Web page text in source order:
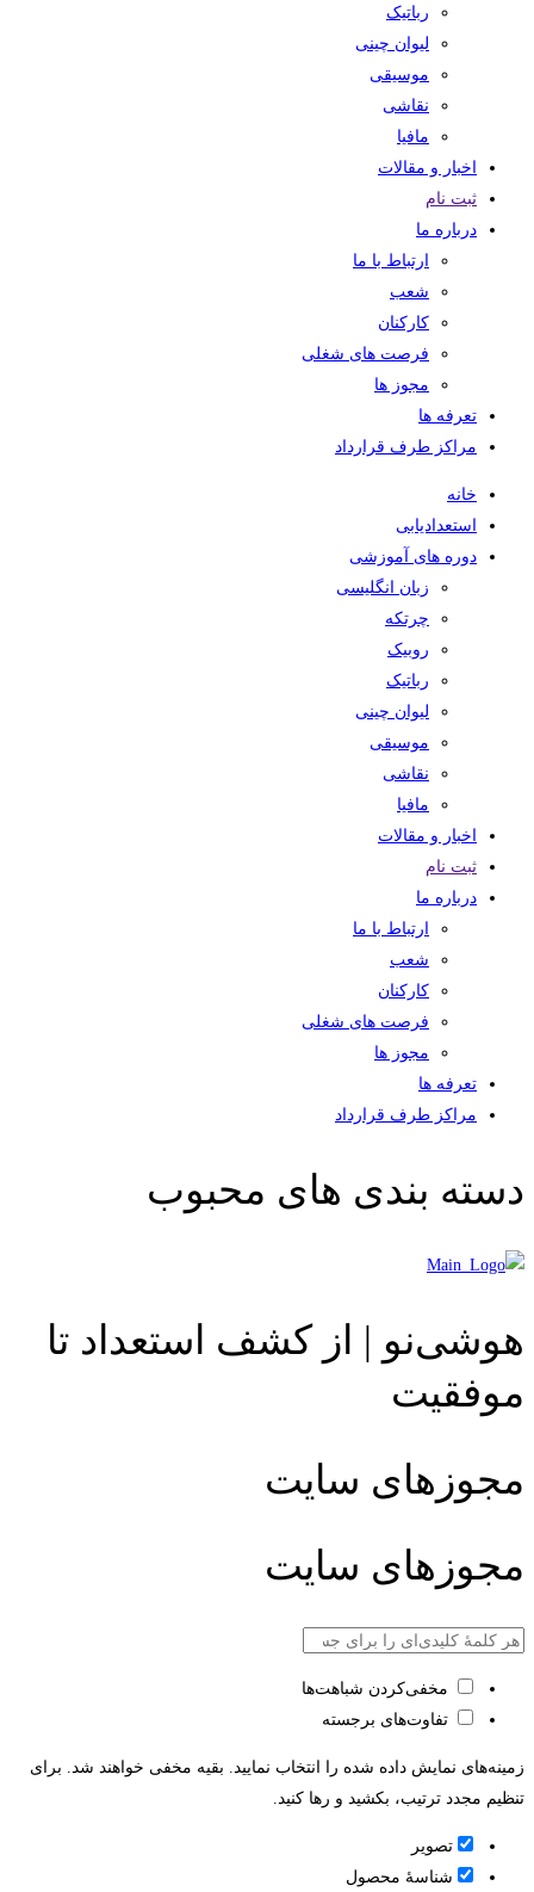
رباتیک
لیوان چینی
موسیقی
نقاشی
مافیا
اخبار و مقالات
ثبت نام
درباره ما
ارتباط با ما
شعب
کارکنان
فرصت های شغلی
مجوز ها
تعرفه ها
مراکز طرف قرارداد
خانه
استعدادیابی
دوره های آموزشی
زبان انگلیسی
چرتکه
روبیک
رباتیک
لیوان چینی
موسیقی
نقاشی
مافیا
اخبار و مقالات
ثبت نام
درباره ما
ارتباط با ما
شعب
کارکنان
فرصت های شغلی
مجوز ها
تعرفه ها
مراکز طرف قرارداد
دسته بندی های محبوب
هوشی‌نو | از کشف استعداد تا
موفقیت
مجوزهای سایت
مجوزهای سایت
مخفی‌کردن شباهت‌ها
تفاوت‌های برجسته
زمینه‌های نمایش داده شده را انتخاب نمایید. بقیه مخفی خواهند شد. برای
تنظیم مجدد ترتیب، بکشید و رها کنید.
تصویر
شناسۀ محصول